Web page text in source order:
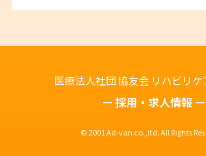
医療法人社団 協友会 リハビリ
採用・求人情報
© 2001 Ad-van co.,ltd. All Rights